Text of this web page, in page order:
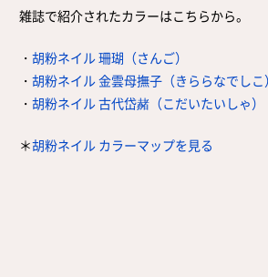
雑誌で紹介されたカラーはこちらから。
・ 胡粉ネイル 珊瑚（さんご）
・ 胡粉ネイル 金雲母撫子（きららなでしこ）
・ 胡粉ネイル 古代岱赭（こだいたいしゃ）
＊胡粉ネイル カラーマップを見る